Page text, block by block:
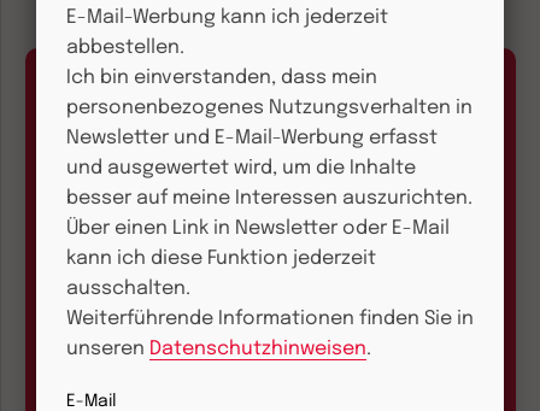
Kundenservice und
Bestellhotline
+49 761 2717300
Montag bis Freitag 9.00 bis 17.00 Uhr
E-Mail-Werbung kann ich jederzeit
abbestellen.
Ich bin einverstanden, dass mein
personenbezogenes Nutzungsverhalten in
Newsletter und E-Mail-Werbung erfasst
und ausgewertet wird, um die Inhalte
besser auf meine Interessen auszurichten.
Über einen Link in Newsletter oder E-Mail
kann ich diese Funktion jederzeit
ausschalten.
Weiterführende Informationen finden Sie in
unseren Datenschutzhinweisen.
E-Mail